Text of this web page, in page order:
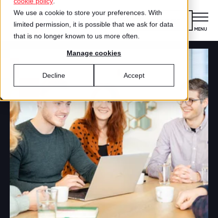
We use a cookie to store your preferences. With
limited permission, it is possible that we ask for data
that is no longer known to us more often.
Manage cookies
Accept
Decline
Kennismaken
MENU
CLOSE
VOOR ORGANISATIES
Wat is certificering?
Aanmelden voor certificering
VOOR MEDEWERKERS
Gecertificeerde organisaties
TEST
Is jouw organisatie een great place to
work?
Diensten
Medewerkersonderzoek
Certificering
Best Workplaces
Culture Coaching
Best Workplaces™
ZO WERKT HET
Hoe werkt het?
Aanmelden
LIJSTEN
Best Workplaces™ Nederland
Inspiratie
Agenda
Blog
Over ons
Ons verhaal